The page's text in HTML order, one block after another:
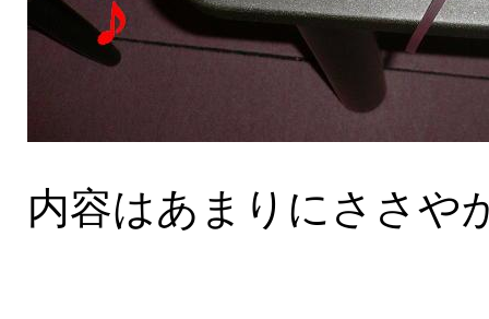
内容はあまりにささや